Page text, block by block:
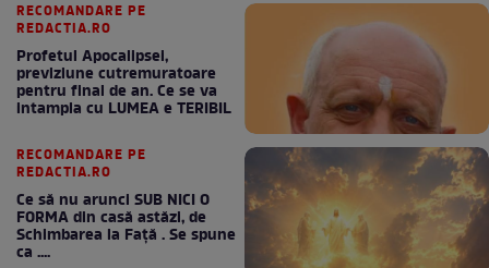
RECOMANDARE PE
REDACTIA.RO
Profetul Apocalipsei,
previziune cutremuratoare
pentru final de an. Ce se va
intampla cu LUMEA e TERIBIL
RECOMANDARE PE
REDACTIA.RO
Ce să nu arunci SUB NICI O
FORMA din casă astăzi, de
Schimbarea la Față . Se spune
ca ....